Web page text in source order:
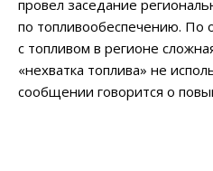
провел заседание
по топливообеспечению. По
с топливом в регионе
«нехватка топлива» не
сообщении говорится о